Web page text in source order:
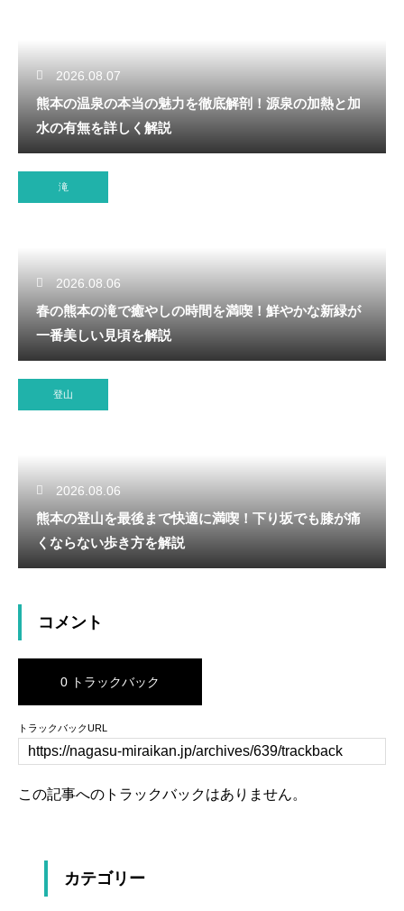
2026.08.07
熊本の温泉の本当の魅力を徹底解剖！源泉の加熱と加
水の有無を詳しく解説
滝
2026.08.06
春の熊本の滝で癒やしの時間を満喫！鮮やかな新緑が
一番美しい見頃を解説
登山
2026.08.06
熊本の登山を最後まで快適に満喫！下り坂でも膝が痛
くならない歩き方を解説
コメント
0 トラックバック
トラックバックURL
この記事へのトラックバックはありません。
カテゴリー